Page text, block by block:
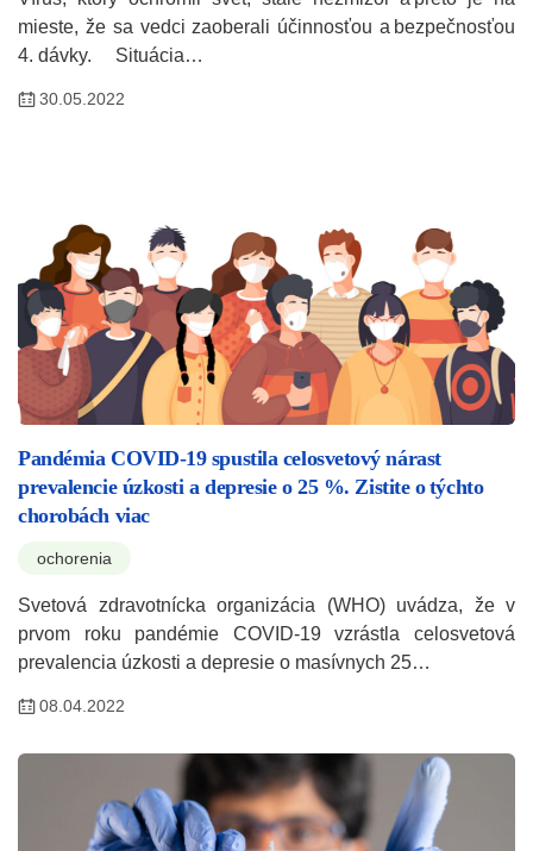
mieste, že sa vedci zaoberali účinnosťou a bezpečnosťou
4. dávky. Situácia…
30.05.2022
Pandémia COVID-19 spustila celosvetový nárast
prevalencie úzkosti a depresie o 25 %. Zistite o týchto
chorobách viac
ochorenia
Svetová zdravotnícka organizácia (WHO) uvádza, že v
prvom roku pandémie COVID-19 vzrástla celosvetová
prevalencia úzkosti a depresie o masívnych 25…
08.04.2022